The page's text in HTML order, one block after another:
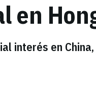
en
interés en